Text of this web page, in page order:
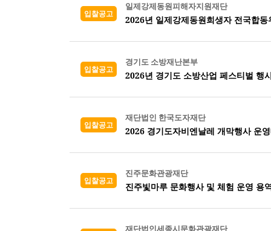
입찰공고
일제강제동원피해자지원재단
2026년 일제강제동원희생자 전국합
입찰공고
경기도 소방재난본부
2026년 경기도 소방산업 페스티벌 행
입찰공고
재단법인 한국도자재단
2026 경기도자비엔날레 개막행사 운
입찰공고
진주문화관광재단
진주빛마루 문화행사 및 체험 운영 용
재단법인세종시문화관광재단